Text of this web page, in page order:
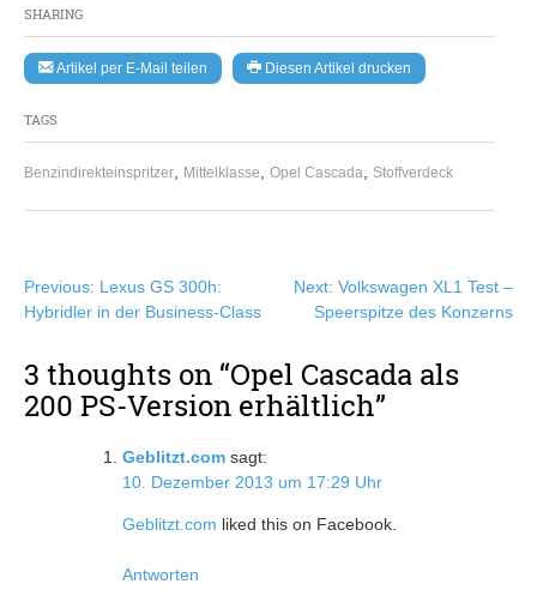
SHARING
Artikel per E-Mail teilen Diesen Artikel drucken
TAGS
Benzindirekteinspritzer Mittelklasse Opel Cascada Stoffverdeck
Beitragsnavigation
Previous: Lexus GS 300h:
Hybridler in der Business-Class
Next: Volkswagen XL1 Test –
Speerspitze des Konzerns
3 thoughts on “Opel Cascada als
200 PS-Version erhältlich”
Geblitzt.com sagt:
10. Dezember 2013 um 17:29 Uhr
Geblitzt.com liked this on Facebook.
Antworten